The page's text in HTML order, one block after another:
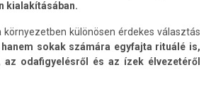
kialakításában.
különösen érdekes választás
sokak számára egyfajta rituálé is,
odafigyelésről és az ízek élvezetéről